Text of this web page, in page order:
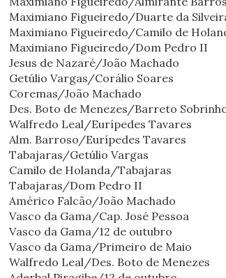
Maximiano Figueiredo/Duarte da
Maximiano Figueiredo/Camilo de
Maximiano Figueiredo/Dom Pedro II
Jesus de Nazaré/João Machado
Getúlio Vargas/Corálio Soares
Coremas/João Machado
Des. Boto de Menezes/Barreto
Walfredo Leal/Eurípedes Tavares
Alm. Barroso/Eurípedes Tavares
Tabajaras/Getúlio Vargas
Camilo de Holanda/Tabajaras
Tabajaras/Dom Pedro II
Américo Falcão/João Machado
Vasco da Gama/Cap. José Pessoa
Vasco da Gama/12 de outubro
Vasco da Gama/Primeiro de Maio
Walfredo Leal/Des. Boto de Menezes